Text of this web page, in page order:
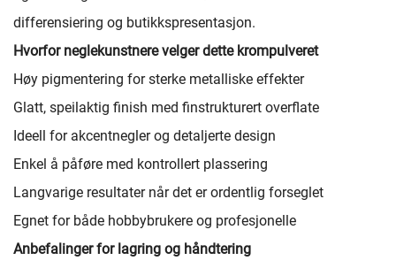
differensiering og butikkspresentasjon.
Hvorfor neglekunstnere velger dette krompulveret
Høy pigmentering for sterke metalliske effekter
Glatt, speilaktig finish med finstrukturert overflate
Ideell for akcentnegler og detaljerte design
Enkel å påføre med kontrollert plassering
Langvarige resultater når det er ordentlig forseglet
Egnet for både hobbybrukere og profesjonelle
Anbefalinger for lagring og håndtering